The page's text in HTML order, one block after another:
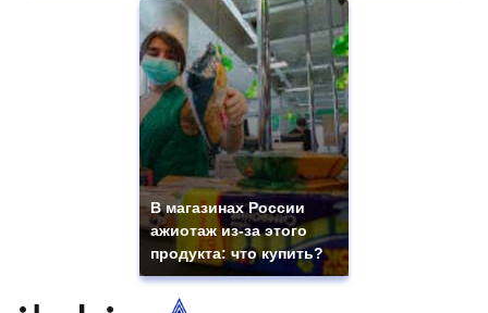
В магазинах России
ажиотаж из-за этого
продукта: что купить?